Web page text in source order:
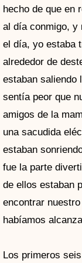
hecho de que en
al día conmigo, y
el día, yo estaba
alrededor de
estaban saliendo
sentía peor que
amigos de la
una sacudida
estaban
fue la parte
de ellos estaban
encontrar
habíamos
Los primeros